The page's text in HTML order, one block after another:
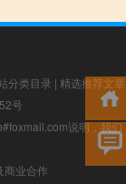
分类目录 | 精选推荐文章
号
说明，我们
商业合作